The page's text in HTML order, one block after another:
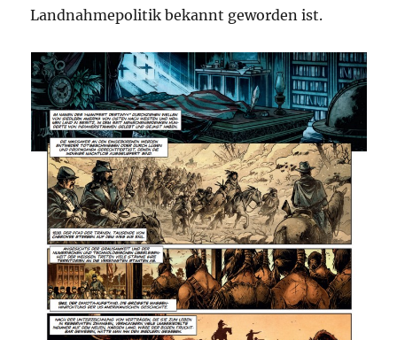
Landnahmepolitik bekannt geworden ist.